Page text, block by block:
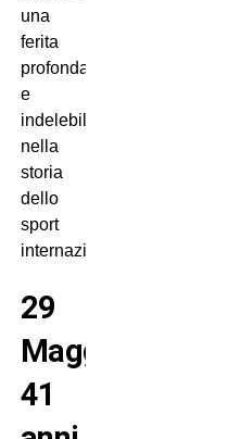
una
ferita
profonda
e
indelebile
nella
storia
dello
sport
internazionale.
29
Maggio,
41